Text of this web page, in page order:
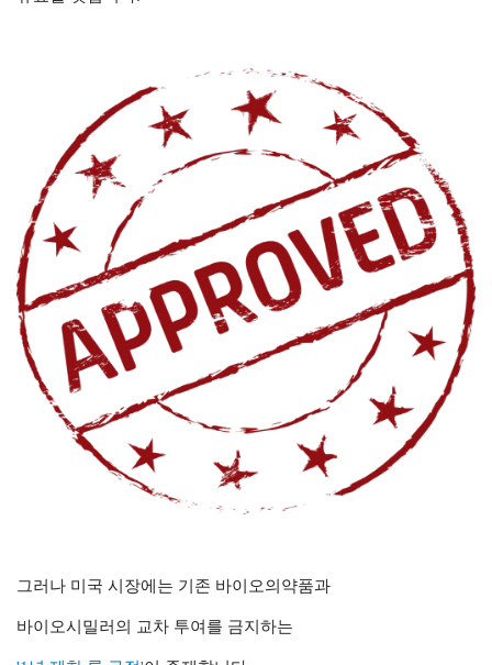
그러나 미국 시장에는 기존 바이오의약품과
바이오시밀러의 교차 투여를 금지하는